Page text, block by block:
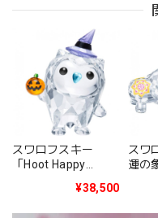
スワロフスキー
「Hoot Happy
度限定生産品」¥38,500
スワ
運の